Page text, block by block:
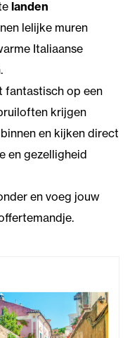
landen
lelijke muren
Italiaanse
fantastisch op een
krijgen
en kijken direct
en gezelligheid
en voeg jouw